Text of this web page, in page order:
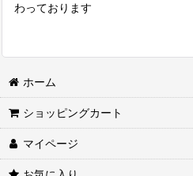
わっております
ホーム
ショッピングカート
マイページ